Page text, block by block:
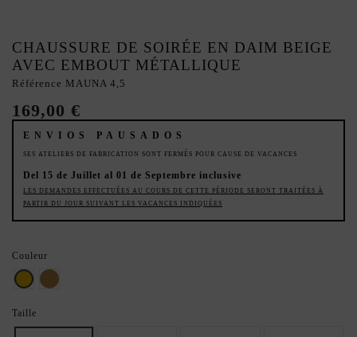
CHAUSSURE DE SOIRÉE EN DAIM BEIGE
AVEC EMBOUT MÉTALLIQUE
Référence MAUNA 4,5
169,00 €
ENVIOS PAUSADOS
SES ATELIERS DE FABRICATION SONT FERMÉS POUR CAUSE DE VACANCES
Del 15 de Juillet al 01 de Septembre inclusive
LES DEMANDES EFFECTUÉES AU COURS DE CETTE PÉRIODE SERONT TRAITÉES À
PARTIR DU JOUR SUIVANT LES VACANCES INDIQUÉES
Couleur
L'or
Bronze
Taille